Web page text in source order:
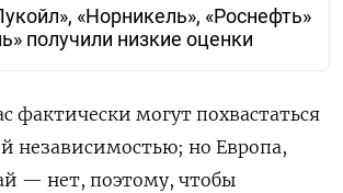
«Норникель», «Роснефть»
получили низкие оценки
фактически могут похвастаться
независимостью; но Европа,
— нет, поэтому, чтобы